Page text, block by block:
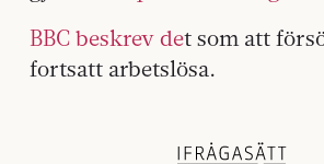
BBC beskrev det som att
fortsatt arbetslösa.